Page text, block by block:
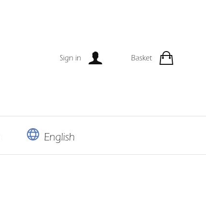
Sign in Basket
English